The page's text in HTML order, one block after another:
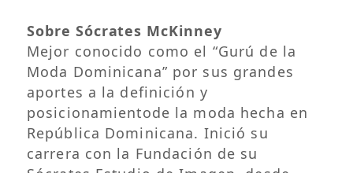
Sobre Sócrates McKinney
Mejor conocido como el “Gurú de la
Moda Dominicana” por sus grandes
aportes a la definición y
posicionamientode la moda hecha en
República Dominicana. Inició su
carrera con la Fundación de su